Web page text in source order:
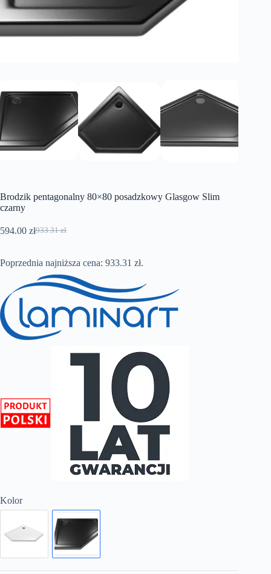
Brodzik pentagonalny 80×80 posadzkowy Glasgow Slim
czarny
933.31zł
Pierwotna
933.31 zł.
594.00 złAktualna
594.00 zł.
Poprzednia najniższa cena: 933.31 zł.
Kolor